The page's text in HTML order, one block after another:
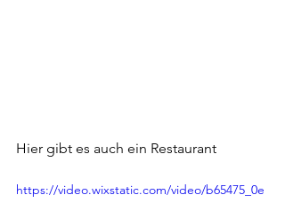
Hier gibt es auch ein Restaurant
https://video.wixstatic.com/video/b65475_0e